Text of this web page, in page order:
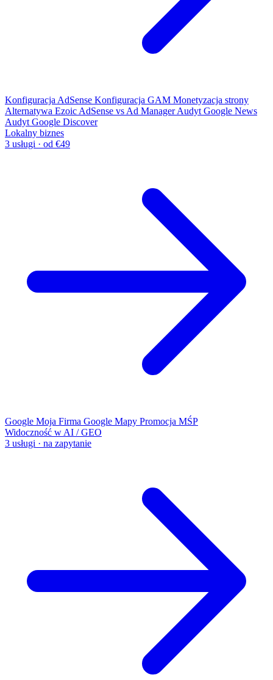
Konfiguracja AdSense Konfiguracja GAM Monetyzacja strony
Alternatywa Ezoic AdSense vs Ad Manager Audyt Google News
Audyt Google Discover
Lokalny biznes
3 usługi · od €49
Google Moja Firma Google Mapy Promocja MŚP
Widoczność w AI / GEO
3 usługi · na zapytanie